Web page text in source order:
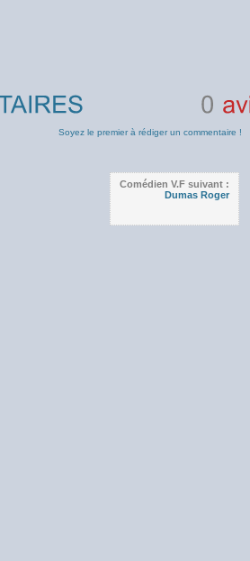
Soyez le premier à rédiger un commentaire !
Comédien V.F suivant :
Dumas Roger